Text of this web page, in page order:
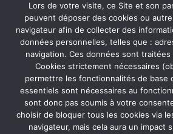
Vous gardez le contrôle : vous pouvez
personnaliser votre choix à tout moment
cookies » disponible en bas de page.
Accepter tout
rachel@raccord-de-soi.fr
Entreprise Individuelle (EI)
06.83.17.82.62
Suivez-moi sur Facebook
Suivez-moi sur Instagram
Mentions légales
Médiateur de
Lors de votre visite, ce Site et son
peuvent déposer des cookies ou
navigateur afin de collecter des
données personnelles, telles que :
navigation. Ces données sont
Cookies strictement nécessaires
permettre les fonctionnalités de base
essentiels sont nécessaires au
sont donc pas soumis à votre
choisir de bloquer tous les cookies via
navigateur, mais cela aura un impact